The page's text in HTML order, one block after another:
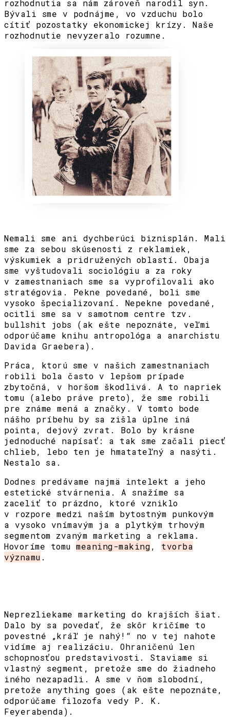
rozhodnutia sa nám zároveň narodil syn.
Bývali sme v podnájme, vo vzduchu bolo
cítiť pozostatky ekonomickej krízy. Naše
rozhodnutie nevyzeralo rozumne.
Nemali sme ani dychberúci biznisplán. Mali
sme za sebou skúsenosti z reklamiek,
výskumiek a pridružených oblastí. Obaja
sme vyštudovali sociológiu a za roky
v zamestnaniach sme sa vyprofilovali ako
stratégovia. Pekne povedané, boli sme
vysoko špecializovaní. Nepekne povedané,
ocitli sme sa v samotnom centre tzv.
bullshit jobs (ak ešte nepoznáte, veľmi
odporúčame knihu antropológa a anarchistu
Davida Graebera).
Práca, ktorú sme v našich zamestnaniach
robili bola často v lepšom prípade
zbytočná, v horšom škodlivá. A to napriek
tomu (alebo práve preto), že sme robili
pre známe mená a značky. V tomto bode
nášho príbehu by sa zišla úplne iná
pointa, dejový zvrat. Bolo by krásne
jednoduché napísať: a tak sme začali piecť
chlieb, lebo ten je hmatateľný a nasýti.
Nestalo sa.
Dodnes predávame najmä intelekt a jeho
estetické stvárnenia. A snažíme sa
zaceliť to prázdno, ktoré vzniklo
v rozpore medzi naším bytostným punkovým
a vysoko vnímavým ja a plytkým trhovým
segmentom zvaným marketing a reklama.
Hovoríme tomu meaning-making, tvorba
významu .
Neprezliekame marketing do krajších šiat.
Dalo by sa povedať, že skôr kričíme to
povestné „kráľ je nahý!“ no v tej nahote
vidíme aj realizáciu. Ohraničenú len
schopnosťou predstavivosti. Staviame si
vlastný segment, pretože sme do žiadneho
iného nezapadli. A sme v ňom slobodní,
pretože anything goes (ak ešte nepoznáte,
odporúčame filozofa vedy P. K.
Feyerabenda).